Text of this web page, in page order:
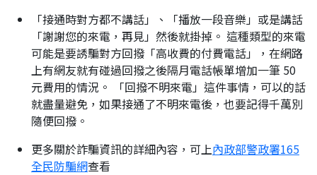
「接通時對方都不講話」、「播放一段音樂」或是講話
「謝謝您的來電，再見」然後就掛掉。 這種類型的來電
可能是要誘騙對方回撥「高收費的付費電話」，在網路
上有網友就有碰過回撥之後隔月電話帳單增加一筆 50
元費用的情況。 「回撥不明來電」這件事情，可以的話
就盡量避免，如果接通了不明來電後，也要記得千萬別
隨便回撥。
更多關於詐騙資訊的詳細內容，可上內政部警政署165
全民防騙網查看